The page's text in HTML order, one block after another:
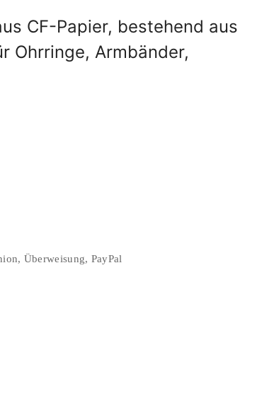
CF-Papier, bestehend aus
Ohrringe, Armbänder,
Überweisung, PayPal